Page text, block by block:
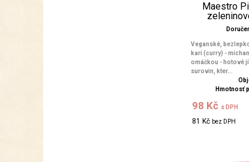
Maestro
Veganské,
kari (curry) -
omáčkou - hotové
surovin, kter...
Hmotnosť
98 Kč s DPH
81 Kč bez DPH